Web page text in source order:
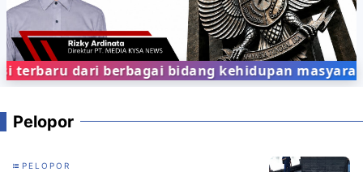
dari berbagai bidang kehidupan
Pelopor
PELOPOR